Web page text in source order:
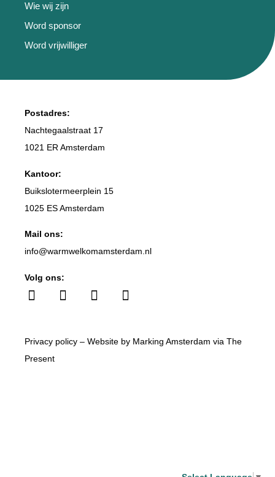
Wie wij zijn
Word sponsor
Word vrijwilliger
Postadres:
Nachtegaalstraat 17
1021 ER Amsterdam
Kantoor:
Buikslotermeerplein 15
1025 ES Amsterdam
Mail ons:
info@warmwelkomamsterdam.nl
Volg ons:
Privacy policy – Website by Marking Amsterdam via The
Present